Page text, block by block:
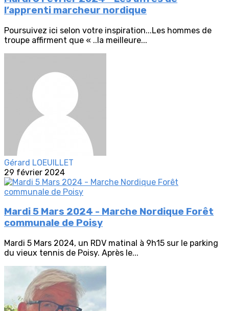
l’apprenti marcheur nordique
Poursuivez ici selon votre inspiration...Les hommes de
troupe affirment que « ..la meilleure...
Gérard LOEUILLET
29 février 2024
Mardi 5 Mars 2024 - Marche Nordique Forêt
communale de Poisy
Mardi 5 Mars 2024, un RDV matinal à 9h15 sur le parking
du vieux tennis de Poisy. Après le...